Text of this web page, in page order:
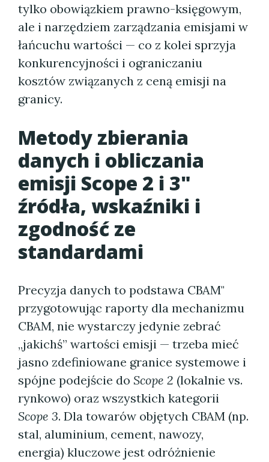
tylko obowiązkiem prawno-księgowym,
ale i narzędziem zarządzania emisjami w
łańcuchu wartości — co z kolei sprzyja
konkurencyjności i ograniczaniu
kosztów związanych z ceną emisji na
granicy.
Metody zbierania
danych i obliczania
emisji Scope 2 i 3"
źródła, wskaźniki i
zgodność ze
standardami
Precyzja danych to podstawa CBAM"
przygotowując raporty dla mechanizmu
CBAM, nie wystarczy jedynie zebrać
„jakichś” wartości emisji — trzeba mieć
jasno zdefiniowane granice systemowe i
spójne podejście do Scope 2 (lokalnie vs.
rynkowo) oraz wszystkich kategorii
Scope 3. Dla towarów objętych CBAM (np.
stal, aluminium, cement, nawozy,
energia) kluczowe jest odróżnienie